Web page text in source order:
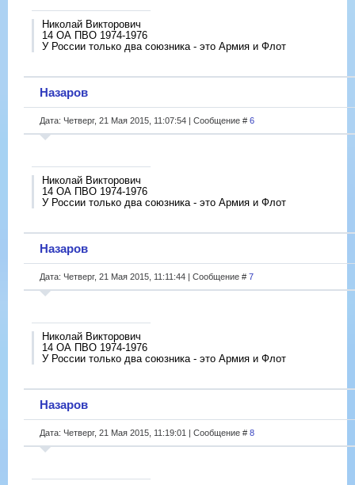
Николай Викторович
14 ОА ПВО 1974-1976
У России только два союзника - это Армия и Флот
Назаров
Дата: Четверг, 21 Мая 2015, 11:07:54 | Сообщение # 6
Николай Викторович
14 ОА ПВО 1974-1976
У России только два союзника - это Армия и Флот
Назаров
Дата: Четверг, 21 Мая 2015, 11:11:44 | Сообщение # 7
Николай Викторович
14 ОА ПВО 1974-1976
У России только два союзника - это Армия и Флот
Назаров
Дата: Четверг, 21 Мая 2015, 11:19:01 | Сообщение # 8